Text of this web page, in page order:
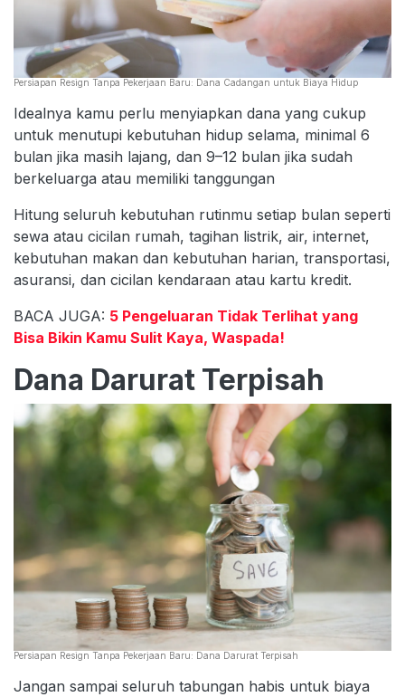
Persiapan Resign Tanpa Pekerjaan Baru: Dana Cadangan untuk Biaya Hidup
Idealnya kamu perlu menyiapkan dana yang cukup
untuk menutupi kebutuhan hidup selama, minimal 6
bulan jika masih lajang, dan 9–12 bulan jika sudah
berkeluarga atau memiliki tanggungan
Hitung seluruh kebutuhan rutinmu setiap bulan seperti
sewa atau cicilan rumah, tagihan listrik, air, internet,
kebutuhan makan dan kebutuhan harian, transportasi,
asuransi, dan cicilan kendaraan atau kartu kredit.
BACA JUGA: 5 Pengeluaran Tidak Terlihat yang
Bisa Bikin Kamu Sulit Kaya, Waspada!
Dana Darurat Terpisah
Persiapan Resign Tanpa Pekerjaan Baru: Dana Darurat Terpisah
Jangan sampai seluruh tabungan habis untuk biaya